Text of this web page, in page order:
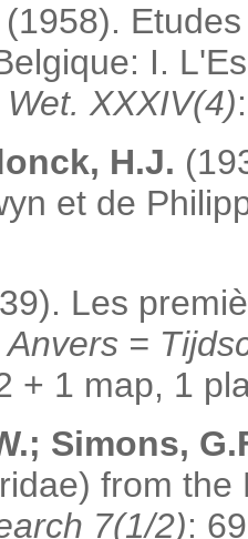
(1958).
I.
XXXIV(4)
H.J.
et de
Les
=
+ 1 map, 1
Simons,
from
7(1/2):